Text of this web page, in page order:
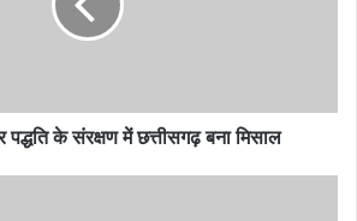
पद्धति के संरक्षण में छत्तीसगढ़ बना मिसाल